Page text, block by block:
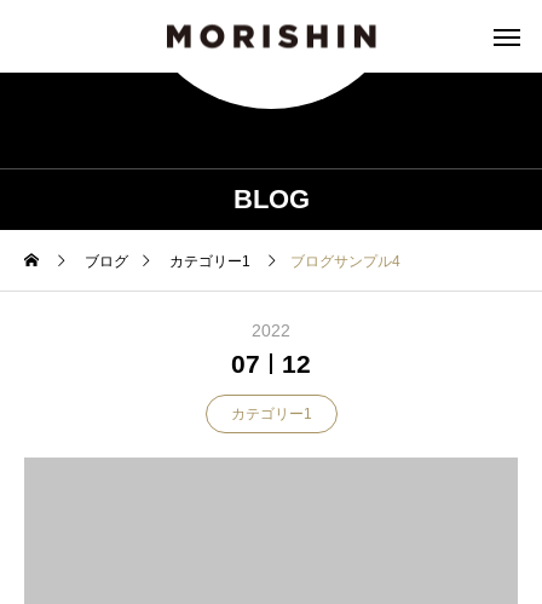
BLOG
ブログ カテゴリー1 ブログサンプル4
2022
07 12
カテゴリー1